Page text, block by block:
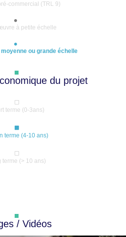
commercial (TRL 9)
à petite échelle
ou grande échelle
du projet
terme (0-3ans)
terme (4-10 ans)
terme (> 10 ans)
/ Vidéos